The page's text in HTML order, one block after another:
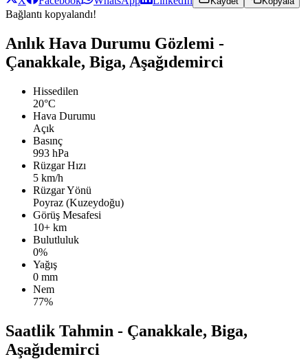
Bağlantı kopyalandı!
Anlık Hava Durumu Gözlemi -
Çanakkale, Biga, Aşağıdemirci
Hissedilen
20°C
Hava Durumu
Açık
Basınç
993 hPa
Rüzgar Hızı
5 km/h
Rüzgar Yönü
Poyraz (Kuzeydoğu)
Görüş Mesafesi
10+ km
Bulutluluk
0%
Yağış
0 mm
Nem
77%
Saatlik Tahmin - Çanakkale, Biga,
Aşağıdemirci